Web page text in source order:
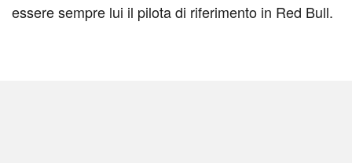
essere sempre lui il pilota di riferimento in Red Bull.